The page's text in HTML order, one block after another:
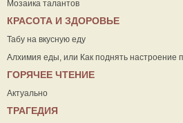
Мозаика талантов
КРАСОТА И ЗДОРОВЬЕ
Табу на вкусную еду
Алхимия еды, или Как поднять настроение
ГОРЯЧЕЕ ЧТЕНИЕ
Актуально
ТРАГЕДИЯ